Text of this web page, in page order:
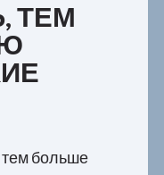
ТЕМ
больше